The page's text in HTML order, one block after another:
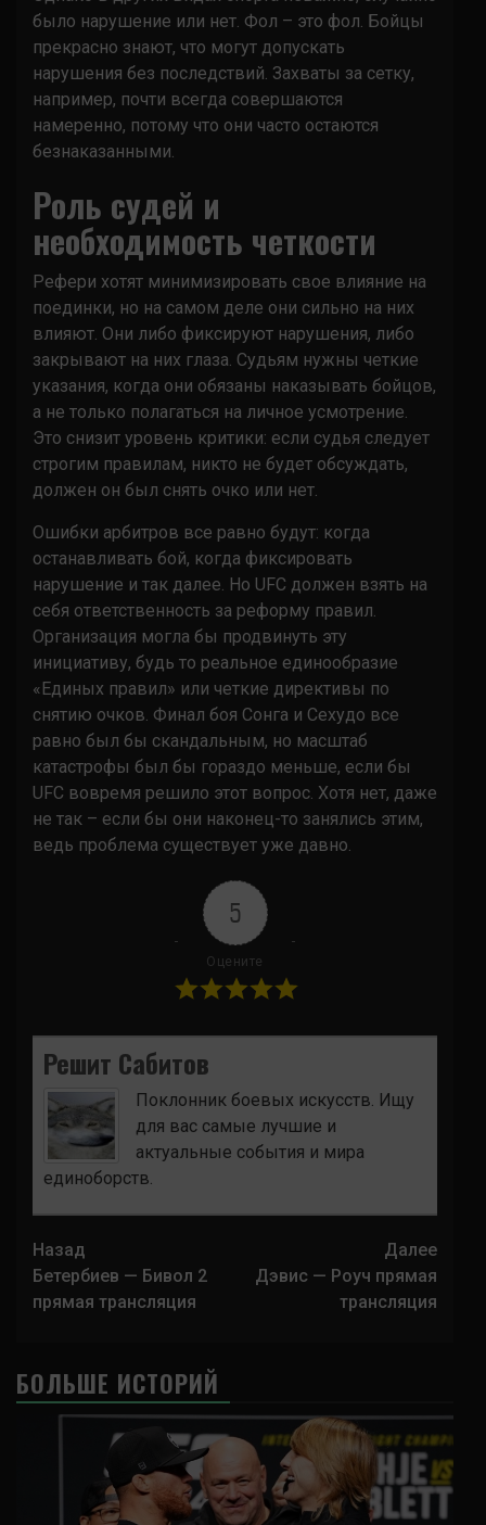
было нарушение или нет. Фол – это фол. Бойцы
прекрасно знают, что могут допускать
нарушения без последствий. Захваты за сетку,
например, почти всегда совершаются
намеренно, потому что они часто остаются
безнаказанными.
Роль судей и
необходимость четкости
Рефери хотят минимизировать свое влияние на
поединки, но на самом деле они сильно на них
влияют. Они либо фиксируют нарушения, либо
закрывают на них глаза. Судьям нужны четкие
указания, когда они обязаны наказывать бойцов,
а не только полагаться на личное усмотрение.
Это снизит уровень критики: если судья следует
строгим правилам, никто не будет обсуждать,
должен он был снять очко или нет.
Ошибки арбитров все равно будут: когда
останавливать бой, когда фиксировать
нарушение и так далее. Но UFC должен взять на
себя ответственность за реформу правил.
Организация могла бы продвинуть эту
инициативу, будь то реальное единообразие
«Единых правил» или четкие директивы по
снятию очков. Финал боя Сонга и Сехудо все
равно был бы скандальным, но масштаб
катастрофы был бы гораздо меньше, если бы
UFC вовремя решило этот вопрос. Хотя нет, даже
не так – если бы они наконец-то занялись этим,
ведь проблема существует уже давно.
5
Оцените
Решит Сабитов
Поклонник боевых искусств. Ищу
для вас самые лучшие и
актуальные события и мира
единоборств.
Навигация
записи
Назад
Бетербиев — Бивол 2
прямая трансляция
Далее
Дэвис — Роуч прямая
трансляция
БОЛЬШЕ ИСТОРИЙ